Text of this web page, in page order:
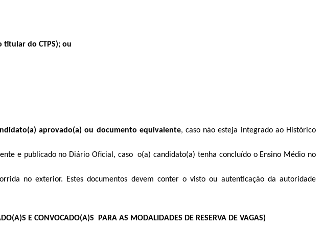
titular do CTPS); ou
aprovado(a) ou documento equivalente, caso não esteja integrado ao Histórico
e publicado no Diário Oficial, caso o(a) candidato(a) tenha concluído o Ensino Médio no
no exterior. Estes documentos devem conter o visto ou autenticação da autoridade
E CONVOCADO(A)S PARA AS MODALIDADES DE RESERVA DE VAGAS)